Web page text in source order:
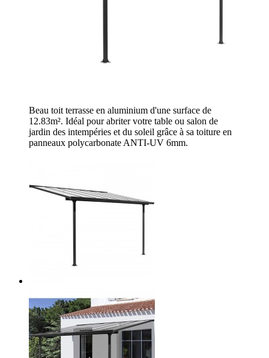
Beau toit terrasse en aluminium d'une surface de
12.83m². Idéal pour abriter votre table ou salon de
jardin des intempéries et du soleil grâce à sa toiture en
panneaux polycarbonate ANTI-UV 6mm.